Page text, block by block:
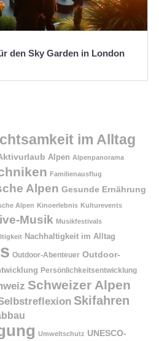
den Sky Garden in London
im Alltag
Alpen Alpenpanorama
Familienausflug
Alpen Gesunde Ernährung
Alpen Kinoerlebnis Kulturevents
Musik Musikfestivals
Nachhaltigkeit im Alltag
Outdoor-Abenteuer Outdoor-
Persönlichkeitsentwicklung
Schweizer Alpen
Skifahren
Umweltschutz UNESCO-